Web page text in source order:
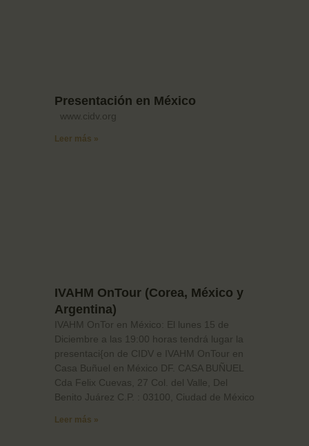
Presentación en México
www.cidv.org
Leer más »
IVAHM OnTour (Corea, México y
Argentina)
IVAHM OnTor en México: El lunes 15 de
Diciembre a las 19:00 horas tendrá lugar la
presentaci{on de CIDV e IVAHM OnTour en
Casa Buñuel en México DF. CASA BUÑUEL
Cda Felix Cuevas, 27 Col. del Valle, Del
Benito Juárez C.P. : 03100, Ciudad de México
Leer más »